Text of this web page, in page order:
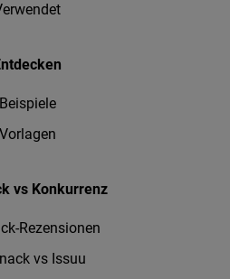
Beispiele
Vorlagen
vs Konkurrenz
Rezensionen
vs Issuu